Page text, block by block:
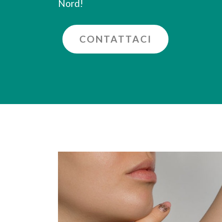
Nord!
CONTATTACI